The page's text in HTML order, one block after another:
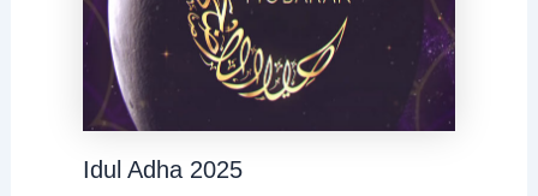
Idul Adha 2025